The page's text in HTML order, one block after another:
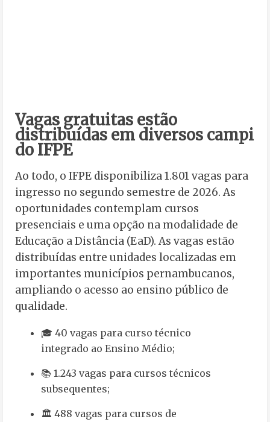
Vagas gratuitas estão
distribuídas em diversos campi
do IFPE
Ao todo, o IFPE disponibiliza 1.801 vagas para
ingresso no segundo semestre de 2026. As
oportunidades contemplam cursos
presenciais e uma opção na modalidade de
Educação a Distância (EaD). As vagas estão
distribuídas entre unidades localizadas em
importantes municípios pernambucanos,
ampliando o acesso ao ensino público de
qualidade.
🎓 40 vagas para curso técnico
integrado ao Ensino Médio;
📚 1.243 vagas para cursos técnicos
subsequentes;
🏛️ 488 vagas para cursos de